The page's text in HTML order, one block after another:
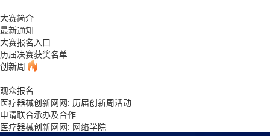
大赛简介
最新通知
大赛报名入口
历届决赛获奖名单
创新周
观众报名
医疗器械创新网网: 历届创新周活动
申请联合承办及合作
医疗器械创新网网: 网络学院